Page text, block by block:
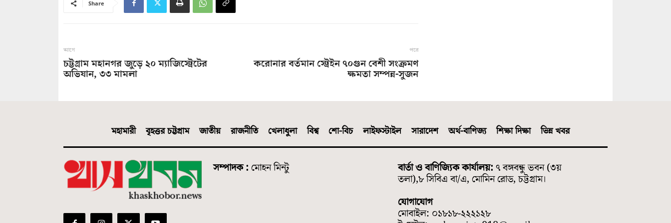
Share
আগে
চট্টগ্রাম মহানগর জুড়ে ২০ ম্যাজিস্ট্রেটের
অভিযান, ৩৩ মামলা
পরে
করোনার বর্তমান স্ট্রেইন ৭০গুন বেশী সংক্রমণ
ক্ষমতা সম্পন্ন-সুজন
মহামারী বৃহত্তর চট্টগ্রাম জাতীয় রাজনীতি খেলাধুলা বিশ্ব শো-বিচ লাইফস্টাইল সারাদেশ অর্থ-বাণিজ্য শিক্ষা দিক্ষা ভিন্ন খবর
সম্পাদক : মোহন মিন্টু বার্তা ও বাণিজ্যিক কার্যালয়: ৭ বঙ্গবন্ধু ভবন (৩য়
তলা),৮ সিবিএ বা/এ, মোমিন রোড, চট্টগ্রাম।
যোগাযোগ
মোবাইল: ০১৮১৮-২২২১২৮